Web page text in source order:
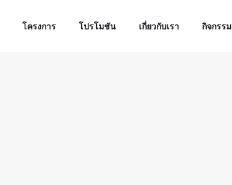
โครงการ โปรโมชัน เกี่ยวกับเรา กิจกรรม